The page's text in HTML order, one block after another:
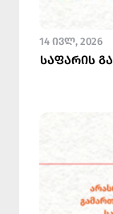
14 ᲘᲕᲚ, 2026
საფარის